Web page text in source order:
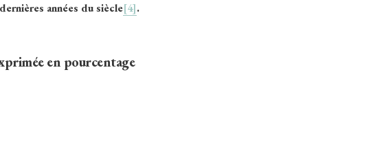
années du siècle[4].
en pourcentage